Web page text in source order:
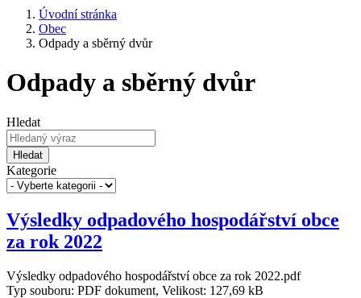
Úvodní stránka
Obec
Odpady a sběrný dvůr
Odpady a sběrný dvůr
Hledat
Hledat
Kategorie
Výsledky odpadového hospodářství obce
za rok 2022
Výsledky odpadového hospodářství obce za rok 2022.pdf
Typ souboru: PDF dokument, Velikost: 127,69 kB